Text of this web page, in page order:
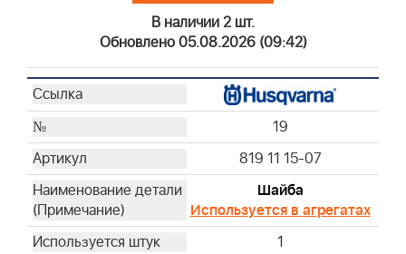
В наличии 2 шт.
Обновлено 05.08.2026 (09:42)
19
819 11 15-07
Шайба
Используется в агрегатах
1